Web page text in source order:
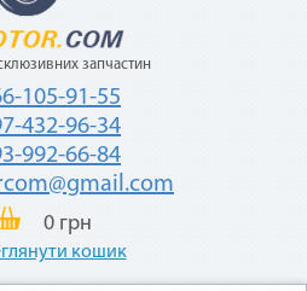
запчастин
105-91-55
432-96-34
992-66-84
0 грн
кошик